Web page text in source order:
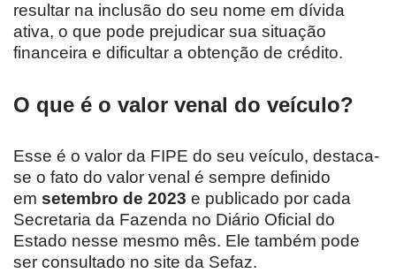
resultar na inclusão do seu nome em dívida
ativa, o que pode prejudicar sua situação
financeira e dificultar a obtenção de crédito.
O que é o valor venal do veículo?
Esse é o valor da FIPE do seu veículo, destaca-
se o fato do valor venal é sempre definido
em setembro de 2023 e publicado por cada
Secretaria da Fazenda no Diário Oficial do
Estado nesse mesmo mês. Ele também pode
ser consultado no site da Sefaz.